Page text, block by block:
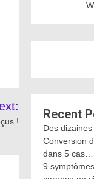
! Recent
Des
Conversion
dans 5 cas…
9